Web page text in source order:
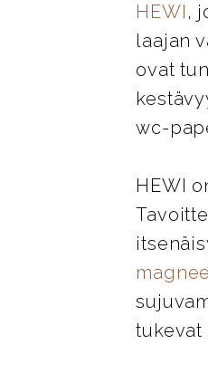
HEWI ,
laajan
ovat
wc-
HEWI